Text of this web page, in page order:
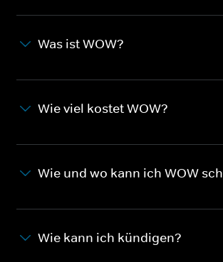
Was ist WOW?
Wie viel kostet WOW?
Wie und wo kann ich WOW
Wie kann ich kündigen?